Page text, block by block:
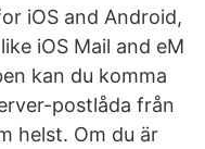
iOS and Android,
iOS Mail and eM
kan du komma
postlåda från
helst. Om du är